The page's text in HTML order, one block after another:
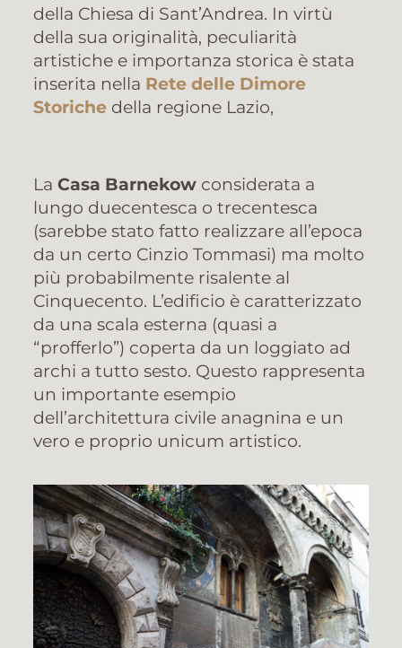
della Chiesa di Sant’Andrea. In virtù
della sua originalità, peculiarità
artistiche e importanza storica è stata
inserita nella Rete delle Dimore
Storichedella regione Lazio,
La Casa Barnekowconsiderata a
lungo duecentesca o trecentesca
(sarebbe stato fatto realizzare all’epoca
da un certo Cinzio Tommasi) ma molto
più probabilmente risalente al
Cinquecento. L’edificio è caratterizzato
da una scala esterna (quasi a
“profferlo”) coperta da un loggiato ad
archi a tutto sesto. Questo rappresenta
un importante esempio
dell’architettura civile anagnina e un
vero e proprio unicum artistico.